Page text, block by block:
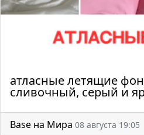
атласные летящие
сливочный, серый и
Base на Мира 08 августа 19:05